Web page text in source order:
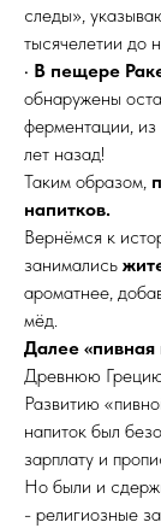
следы»,
тысячелетии до
• В пещере
обнаружены
ферментации, из
лет назад!
Таким образом,
напитков.
Вернёмся к
занимались
ароматнее,
мёд.
Далее «пивная
Древнюю
Развитию
напиток был
зарплату и
Но были и
- религиозные